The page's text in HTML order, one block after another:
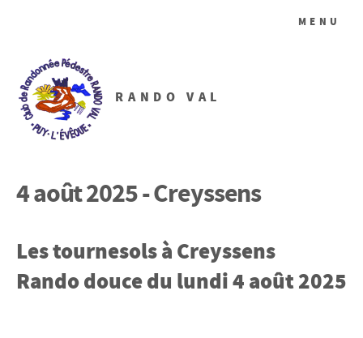
RANDO VAL
MENU
4 août 2025 - Creyssens
Les tournesols à Creyssens
Rando douce du lundi 4 août 2025